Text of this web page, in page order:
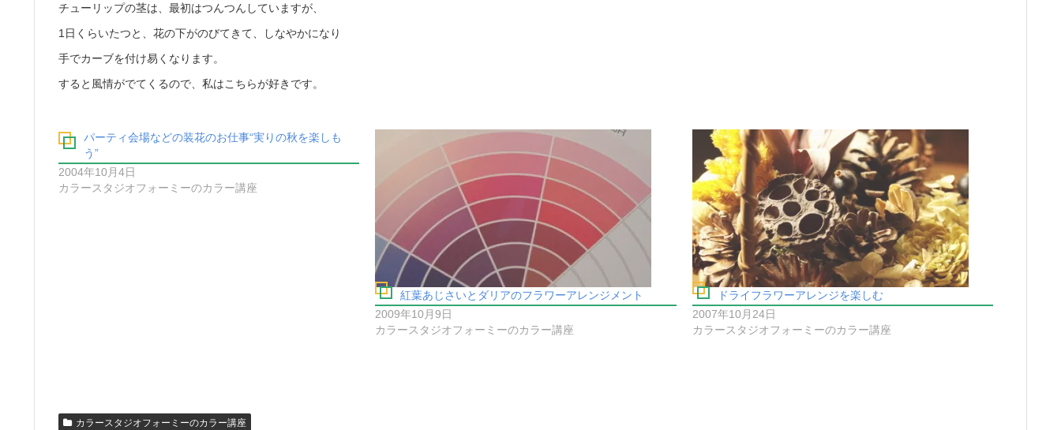
チューリップの茎は、最初はつんつんしていますが、
1日くらいたつと、花の下がのびてきて、しなやかになり
手でカーブを付け易くなります。
すると風情がでてくるので、私はこちらが好きです。
パーティ会場などの装花のお仕事“実りの秋を楽しも
う”
2004年10月4日
カラースタジオフォーミーのカラー講座
紅葉あじさいとダリアのフラワーアレンジメント
2009年10月9日
カラースタジオフォーミーのカラー講座
ドライフラワーアレンジを楽しむ
2007年10月24日
カラースタジオフォーミーのカラー講座
カラースタジオフォーミーのカラー講座